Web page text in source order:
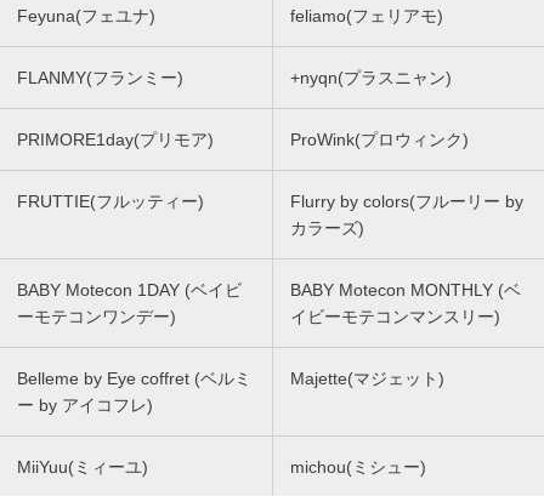
Feyuna(フェユナ) feliamo(フェリアモ)
FLANMY(フランミー) +nyqn(プラスニャン)
PRIMORE1day(プリモア) ProWink(プロウィンク)
FRUTTIE(フルッティー)
Flurry by colors(フルーリー by
カラーズ)
BABY Motecon 1DAY (ベイビ
ーモテコンワンデー)
BABY Motecon MONTHLY (ベ
イビーモテコンマンスリー)
Belleme by Eye coffret (ベルミ
ー by アイコフレ)
Majette(マジェット)
MiiYuu(ミィーユ) michou(ミシュー)